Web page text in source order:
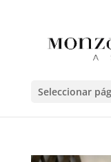
Seleccionar